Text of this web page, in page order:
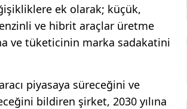
ek olarak; küçük,
ve hibrit araçlar üretme
ve tüketicinin marka sadakatini
piyasaya süreceğini ve
bildiren şirket, 2030 yılına